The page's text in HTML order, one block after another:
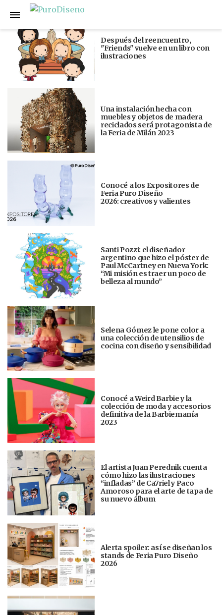
Anterior
Después del reencuentro,
"Friends" vuelve en un libro con
ilustraciones
Una instalación hecha con
muebles y objetos de madera
reciclados será protagonista de
la Feria de Milán 2023
Conocé a los Expositores de
Feria Puro Diseño
2026: creativos y valientes
Santi Pozzi: el diseñador
argentino que hizo el póster de
Paul McCartney en Nueva York:
“Mi misión es traer un poco de
belleza al mundo”
Selena Gómez le pone color a
una colección de utensilios de
cocina con diseño y sensibilidad
Conocé a Weird Barbie y la
colección de moda y accesorios
definitiva de la Barbiemanía
2023
El artista Juan Perednik cuenta
cómo hizo las ilustraciones
“infladas” de Ca7riel y Paco
Amoroso para el arte de tapa de
su nuevo álbum
Alerta spoiler: así se diseñan los
stands de Feria Puro Diseño
2026
Siguiente